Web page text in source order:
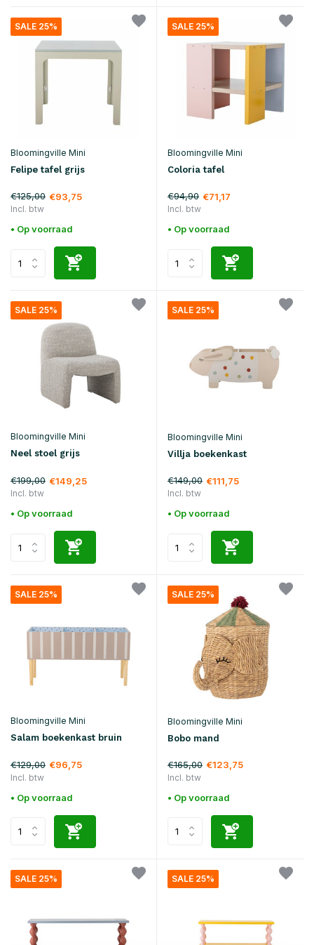
SALE 25%
Bloomingville Mini
Felipe tafel grijs
€125,00 €93,75
Incl. btw
• Op voorraad
SALE 25%
Bloomingville Mini
Coloria tafel
€94,90 €71,17
Incl. btw
• Op voorraad
SALE 25%
Bloomingville Mini
Neel stoel grijs
€199,00 €149,25
Incl. btw
• Op voorraad
SALE 25%
Bloomingville Mini
Villja boekenkast
€149,00 €111,75
Incl. btw
• Op voorraad
SALE 25%
Bloomingville Mini
Salam boekenkast bruin
€129,00 €96,75
Incl. btw
• Op voorraad
SALE 25%
Bloomingville Mini
Bobo mand
€165,00 €123,75
Incl. btw
• Op voorraad
SALE 25% SALE 25%